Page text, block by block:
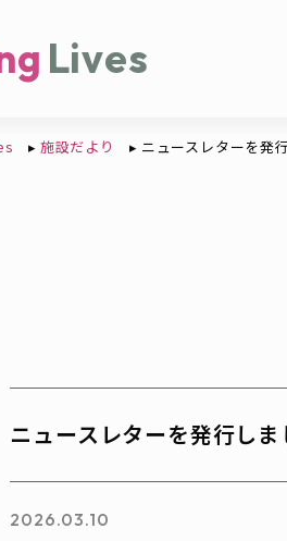
Lives
施設だより ニュースレターを発
ニュースレターを発行し
2026.03.10